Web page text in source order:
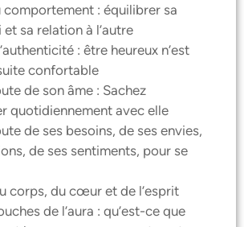
comportement : équilibrer sa
sa relation à l’autre
: être heureux n’est
confortable
de son âme : Sachez
quotidiennement avec elle
de ses besoins, de ses envies,
de ses sentiments, pour se
corps, du cœur et de l’esprit
de l’aura : qu’est-ce que